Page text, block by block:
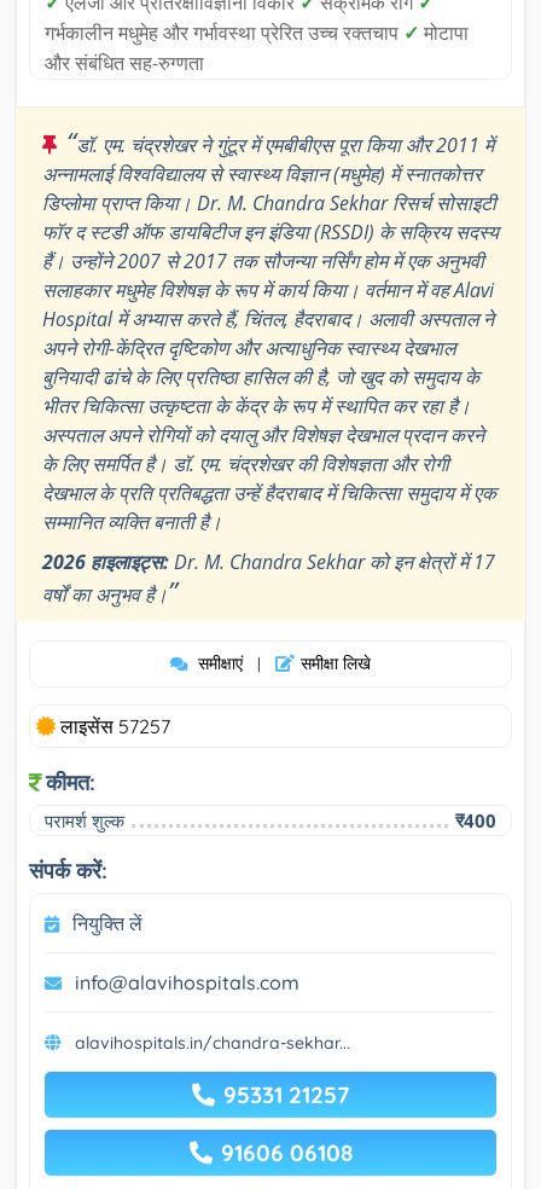
गर्भकालीन मधुमेह और गर्भावस्था प्रेरित उच्च रक्तचाप ✓ मोटापा
और संबंधित सह-रुग्णता
“डॉ. एम. चंद्रशेखर ने गुंटूर में एमबीबीएस पूरा किया और 2011 में
अन्नामलाई विश्वविद्यालय से स्वास्थ्य विज्ञान (मधुमेह) में स्नातकोत्तर
डिप्लोमा प्राप्त किया। Dr. M. Chandra Sekhar रिसर्च सोसाइटी
फॉर द स्टडी ऑफ डायबिटीज इन इंडिया (RSSDI) के सक्रिय सदस्य
हैं। उन्होंने 2007 से 2017 तक सौजन्या नर्सिंग होम में एक अनुभवी
सलाहकार मधुमेह विशेषज्ञ के रूप में कार्य किया। वर्तमान में वह Alavi
Hospital में अभ्यास करते हैं, चिंतल, हैदराबाद। अलावी अस्पताल ने
अपने रोगी-केंद्रित दृष्टिकोण और अत्याधुनिक स्वास्थ्य देखभाल
बुनियादी ढांचे के लिए प्रतिष्ठा हासिल की है, जो खुद को समुदाय के
भीतर चिकित्सा उत्कृष्टता के केंद्र के रूप में स्थापित कर रहा है।
अस्पताल अपने रोगियों को दयालु और विशेषज्ञ देखभाल प्रदान करने
के लिए समर्पित है। डॉ. एम. चंद्रशेखर की विशेषज्ञता और रोगी
देखभाल के प्रति प्रतिबद्धता उन्हें हैदराबाद में चिकित्सा समुदाय में एक
सम्मानित व्यक्ति बनाती है।
2026 हाइलाइट्स:Dr. M. Chandra Sekhar को इन क्षेत्रों में 17
वर्षों का अनुभव है।”
समीक्षाएं | समीक्षा लिखे
लाइसेंस 57257
कीमत:
परामर्श शुल्क ₹400
संपर्क करें:
नियुक्ति लें
info@alavihospitals.com
alavihospitals.in/chandra-sekhar...
95331 21257
91606 06108